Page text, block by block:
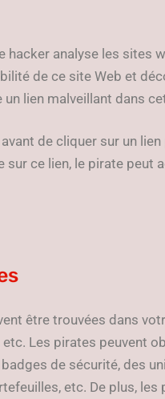
hacker analyse les sites
de ce site Web et
lien malveillant dans
de cliquer sur un
ce lien, le pirate peut
être trouvées dans
Les pirates peuvent
de sécurité, des
etc. De plus, les